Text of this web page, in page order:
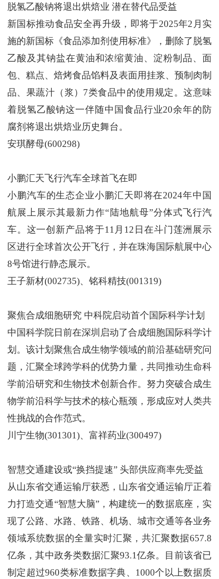
脱氢乙酸钠将退出烘焙业 潜在替代品受益
新国标推动食品安全再升级，即将于2025年2月实
施的新国标《食品添加剂使用标准》，删除了脱氢
乙酸及其钠盐在黄油和浓缩黄油、淀粉制品、面
包、糕点、焙烤食品馅料及表面用挂浆、预制肉制
品、果蔬汁（浆）7类食品中的使用规定。这意味
着脱氢乙酸钠这一伴随中国食品行业20余年的防
腐剂将退出烘焙业历史舞台。
安琪酵母(600298)
小鹏汇天飞行汽车全球首飞在即
小鹏汽车的生态企业小鹏汇天即将在2024年中国
航展上展示其最新力作“陆地航母”分体式飞行汽
车。这一创新产品将于11月12日在斗门莲洲展示
区进行全球首次公开飞行，并在珠海国际航展中心
8号馆进行静态展示。
王子新材(002735)、铭科精技(001319)
聚焦合成细胞研究 中科院启动首个国际科学计划
中国科学院日前在深圳启动了合成细胞国际科学计
划。该计划聚焦合成生物学领域的前沿基础研究问
题，汇聚全球跨学科的优势力量，共同推动生命科
学前沿研究和生物技术创新合作。努力突破合成生
物学前沿科学与技术的核心瓶颈，形成应对人类共
性挑战的合作范式。
川宁生物(301301)、富祥药业(300497)
智慧交通建设或“换挡提速” 头部供应商率先受益
从山东省交通运输厅获悉，山东省交通运输厅正着
力打造交通“智慧大脑”，构建统一的数据底座，实
现了公路、水路、铁路、机场、城市交通等各业务
领域系统数据的全量实时汇聚，共汇聚数据657.8
亿条，其中政务类数据汇聚93.1亿条。目前该省已
制定超过960类标准数据字典、1000个以上数据质